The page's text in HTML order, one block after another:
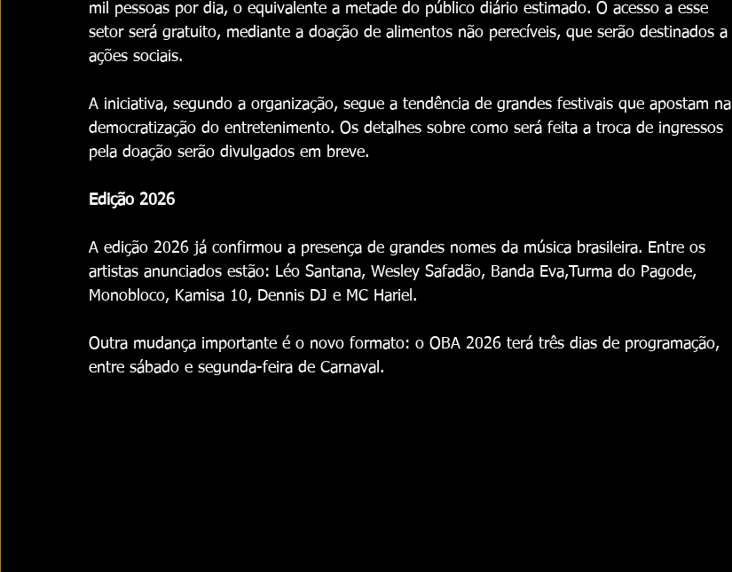
mil pessoas por dia, o equivalente a metade do público diário estimado. O acesso a esse
setor será gratuito, mediante a doação de alimentos não perecíveis, que serão destinados a
ações sociais.
A iniciativa, segundo a organização, segue a tendência de grandes festivais que apostam na
democratização do entretenimento. Os detalhes sobre como será feita a troca de ingressos
pela doação serão divulgados em breve.
Edição 2026
A edição 2026 já confirmou a presença de grandes nomes da música brasileira. Entre os
artistas anunciados estão: Léo Santana, Wesley Safadão, Banda Eva,Turma do Pagode,
Monobloco, Kamisa 10, Dennis DJ e MC Hariel.
Outra mudança importante é o novo formato: o OBA 2026 terá três dias de programação,
entre sábado e segunda-feira de Carnaval.